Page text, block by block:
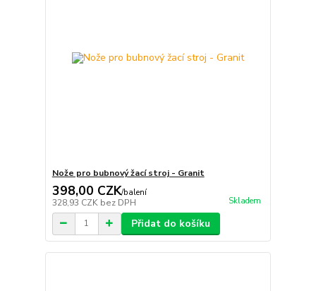
Nože pro bubnový žací stroj - Granit
398,00 CZK/balení
328,93 CZK bez DPH Skladem
Přidat do košíku